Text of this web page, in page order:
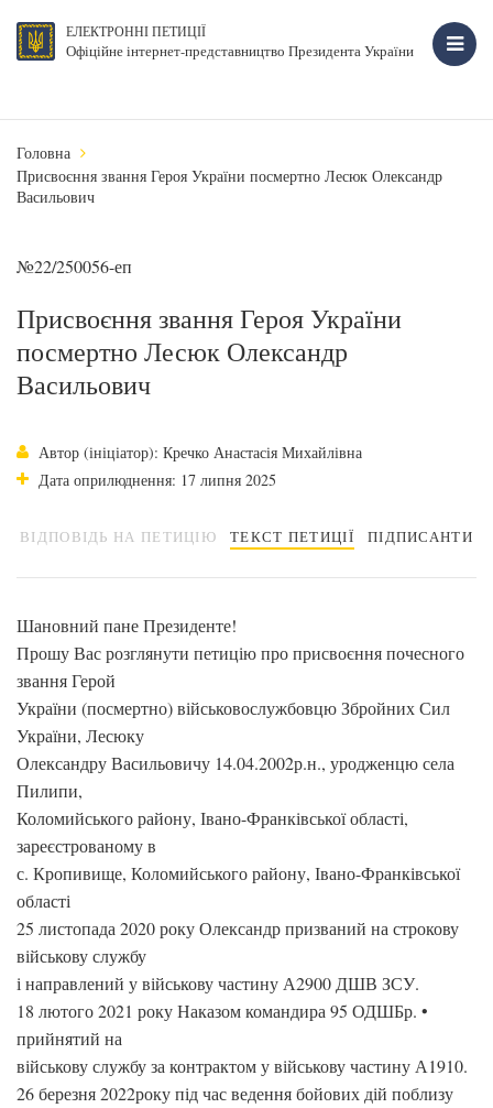
ЕЛЕКТРОННІ ПЕТИЦІЇ
Офіційне інтернет-представництво Президента України
Головна
Присвоєння звання Героя України посмертно Лесюк Олександр
Васильович
№22/250056-еп
Присвоєння звання Героя України
посмертно Лесюк Олександр
Васильович
Автор (ініціатор): Кречко Анастасія Михайлівна
Дата оприлюднення: 17 липня 2025
ВІДПОВІДЬ НА ПЕТИЦІЮ ТЕКСТ ПЕТИЦІЇ ПІДПИСАНТИ
Шановний пане Президенте!
Прошу Вас розглянути петицію про присвоєння почесного
звання Герой
України (посмертно) військовослужбовцю Збройних Сил
України, Лесюку
Олександру Васильовичу 14.04.2002р.н., уродженцю села
Пилипи,
Коломийського району, Івано-Франківської області,
зареєстрованому в
с. Кропивище, Коломийського району, Івано-Франківської
області
25 листопада 2020 року Олександр призваний на строкову
військову службу
і направлений у військову частину А2900 ДШВ ЗСУ.
18 лютого 2021 року Наказом командира 95 ОДШБр. •
прийнятий на
військову службу за контрактом у військову частину А1910.
26 березня 2022року під час ведення бойових дій поблизу